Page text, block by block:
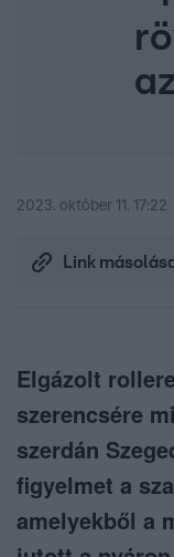
2023. október 11. 17:22
Link
Elgázolt
szerencsére
szerdán
figyelmet a
amelyekből a